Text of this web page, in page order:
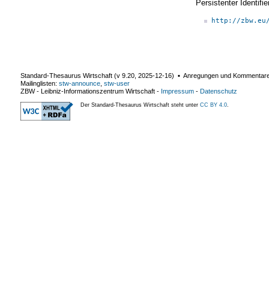
Persistenter
http://
Standard-Thesaurus Wirtschaft (v 9.20 2025-12-16) ▪ Anregungen und
Mailinglisten: stw-announce stw-user
ZBW - Leibniz-Informationszentrum Wirtschaft - Impressum - Datenschutz
Der Standard-Thesaurus Wirtschaft steht unter CC BY 4.0